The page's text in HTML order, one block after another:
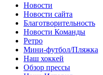
Новости
Новости сайта
Благотворительность
Новости Команды
Ретро
Мини-футбол/Пляжка
Наш хоккей
Обзор прессы